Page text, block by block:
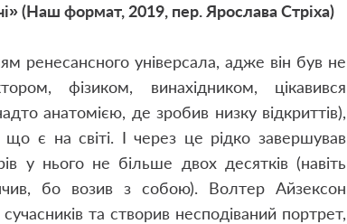
(Наш формат, 2019, пер. Ярослава Стріха)
ренесансного універсала, адже він був не
фізиком, винахідником, цікавився
анатомією, де зробив низку відкриттів),
є на світі. І через це рідко завершував
у нього не більше двох десятків (навіть
бо возив з собою). Волтер Айзексон
та створив несподіваний портрет,